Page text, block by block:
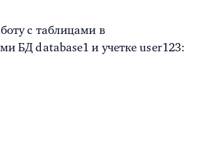
с таблицами в
БД database1 и учетке user123: